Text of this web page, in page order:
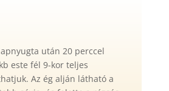
után 20 perccel
este fél 9-kor teljes
Az ég alján látható a